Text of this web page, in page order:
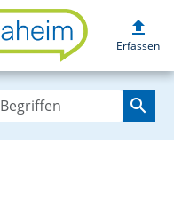
Auftakt
upload
Erfassen
search